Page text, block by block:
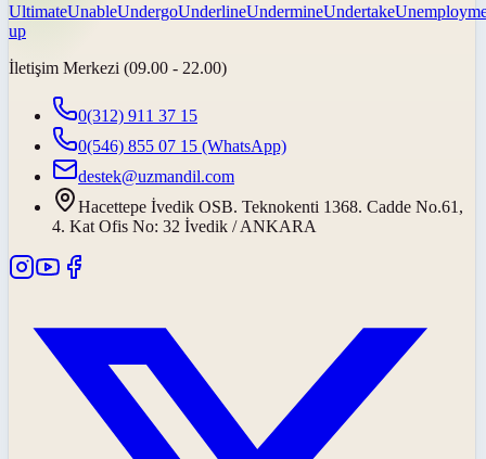
UltimateUnableUndergoUnderlineUndermineUndertake
up
İletişim Merkezi (09.00 - 22.00)
0(312) 911 37 15
0(546) 855 07 15 (WhatsApp)
destek@uzmandil.com
Hacettepe İvedik OSB. Teknokenti 1368. Cadde No.61,
4. Kat Ofis No: 32 İvedik / ANKARA